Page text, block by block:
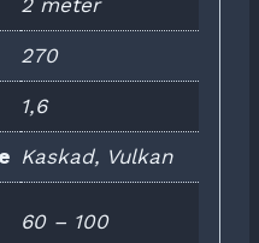
2 meter
270
1,6
Kaskad, Vulkan
60 – 100